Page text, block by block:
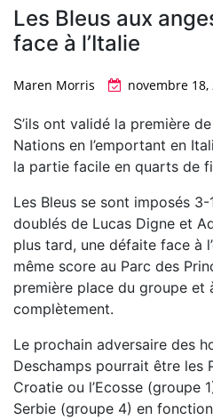
Les Bleus aux
face à l’Italie
Maren Morris novembre 18,
S’ils ont validé la première
Nations en l’emportant en
la partie facile en quarts de
Les Bleus se sont imposés
doublés de Lucas Digne et
plus tard, une défaite face à
même score au Parc des
première place du groupe et
complètement.
Le prochain adversaire des
Deschamps pourrait être les
Croatie ou l’Ecosse (groupe
Serbie (groupe 4) en